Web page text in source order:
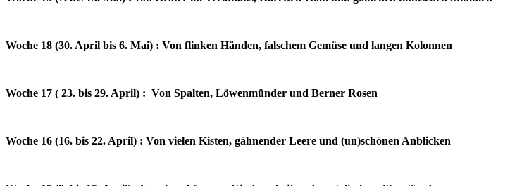
Woche 18 (30. April bis 6. Mai) : Von flinken Händen, falschem Gemüse und langen Kolonnen
Woche 17 ( 23. bis 29. April) : Von Spalten, Löwenmünder und Berner Rosen
Woche 16 (16. bis 22. April) : Von vielen Kisten, gähnender Leere und (un)schönen Anblicken